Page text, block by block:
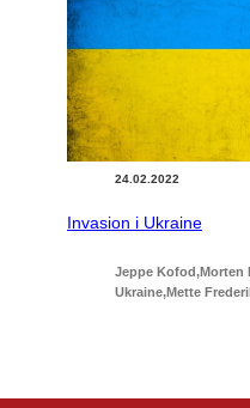
24.02.2022
Invasion i Ukraine
Jeppe Kofod Morten
Ukraine Mette